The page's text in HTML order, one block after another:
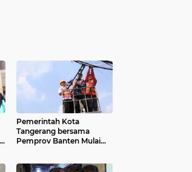
Pemerintah Kota
Tangerang bersama
Pemprov Banten Mulai